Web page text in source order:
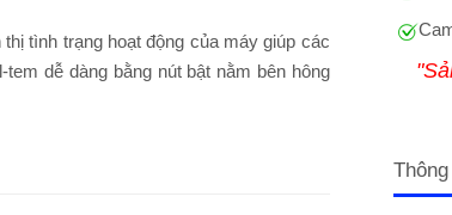
tình trạng hoạt động của máy giúp các
dễ dàng bằng nút bật nằm bên hông